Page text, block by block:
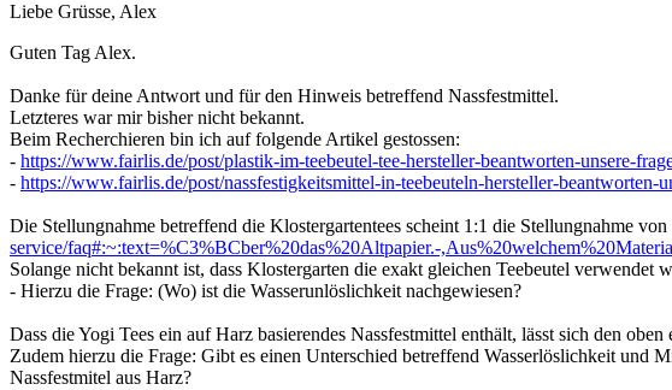
Liebe Grüsse, Alex
Guten Tag Alex.
Danke für deine Antwort und für den Hinweis betreffend Nassfestmittel.
Letzteres war mir bisher nicht bekannt.
Beim Recherchieren bin ich auf folgende Artikel gestossen:
- https://www.fairlis.de/post/plastik-im-teebeutel-tee-hersteller-beantworten-unsere-
- https://www.fairlis.de/post/nassfestigkeitsmittel-in-teebeuteln-hersteller-beantworten-
Die Stellungnahme betreffend die Klostergartentees scheint 1:1 die Stellungnahme
service/faq#:~:text=%C3%BCber%20das%20Altpapier.-
Solange nicht bekannt ist, dass Klostergarten die exakt gleichen Teebeutel
- Hierzu die Frage: (Wo) ist die Wasserunlöslichkeit nachgewiesen?
Dass die Yogi Tees ein auf Harz basierendes Nassfestmittel enthält, lässt sich den
Zudem hierzu die Frage: Gibt es einen Unterschied betreffend Wasserlöslichkeit und
Nassfestmitel aus Harz?